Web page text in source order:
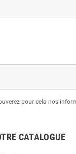
pour cela nos
CATALOGUE